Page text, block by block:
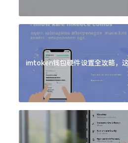
imtoken钱包硬件设置全攻略，